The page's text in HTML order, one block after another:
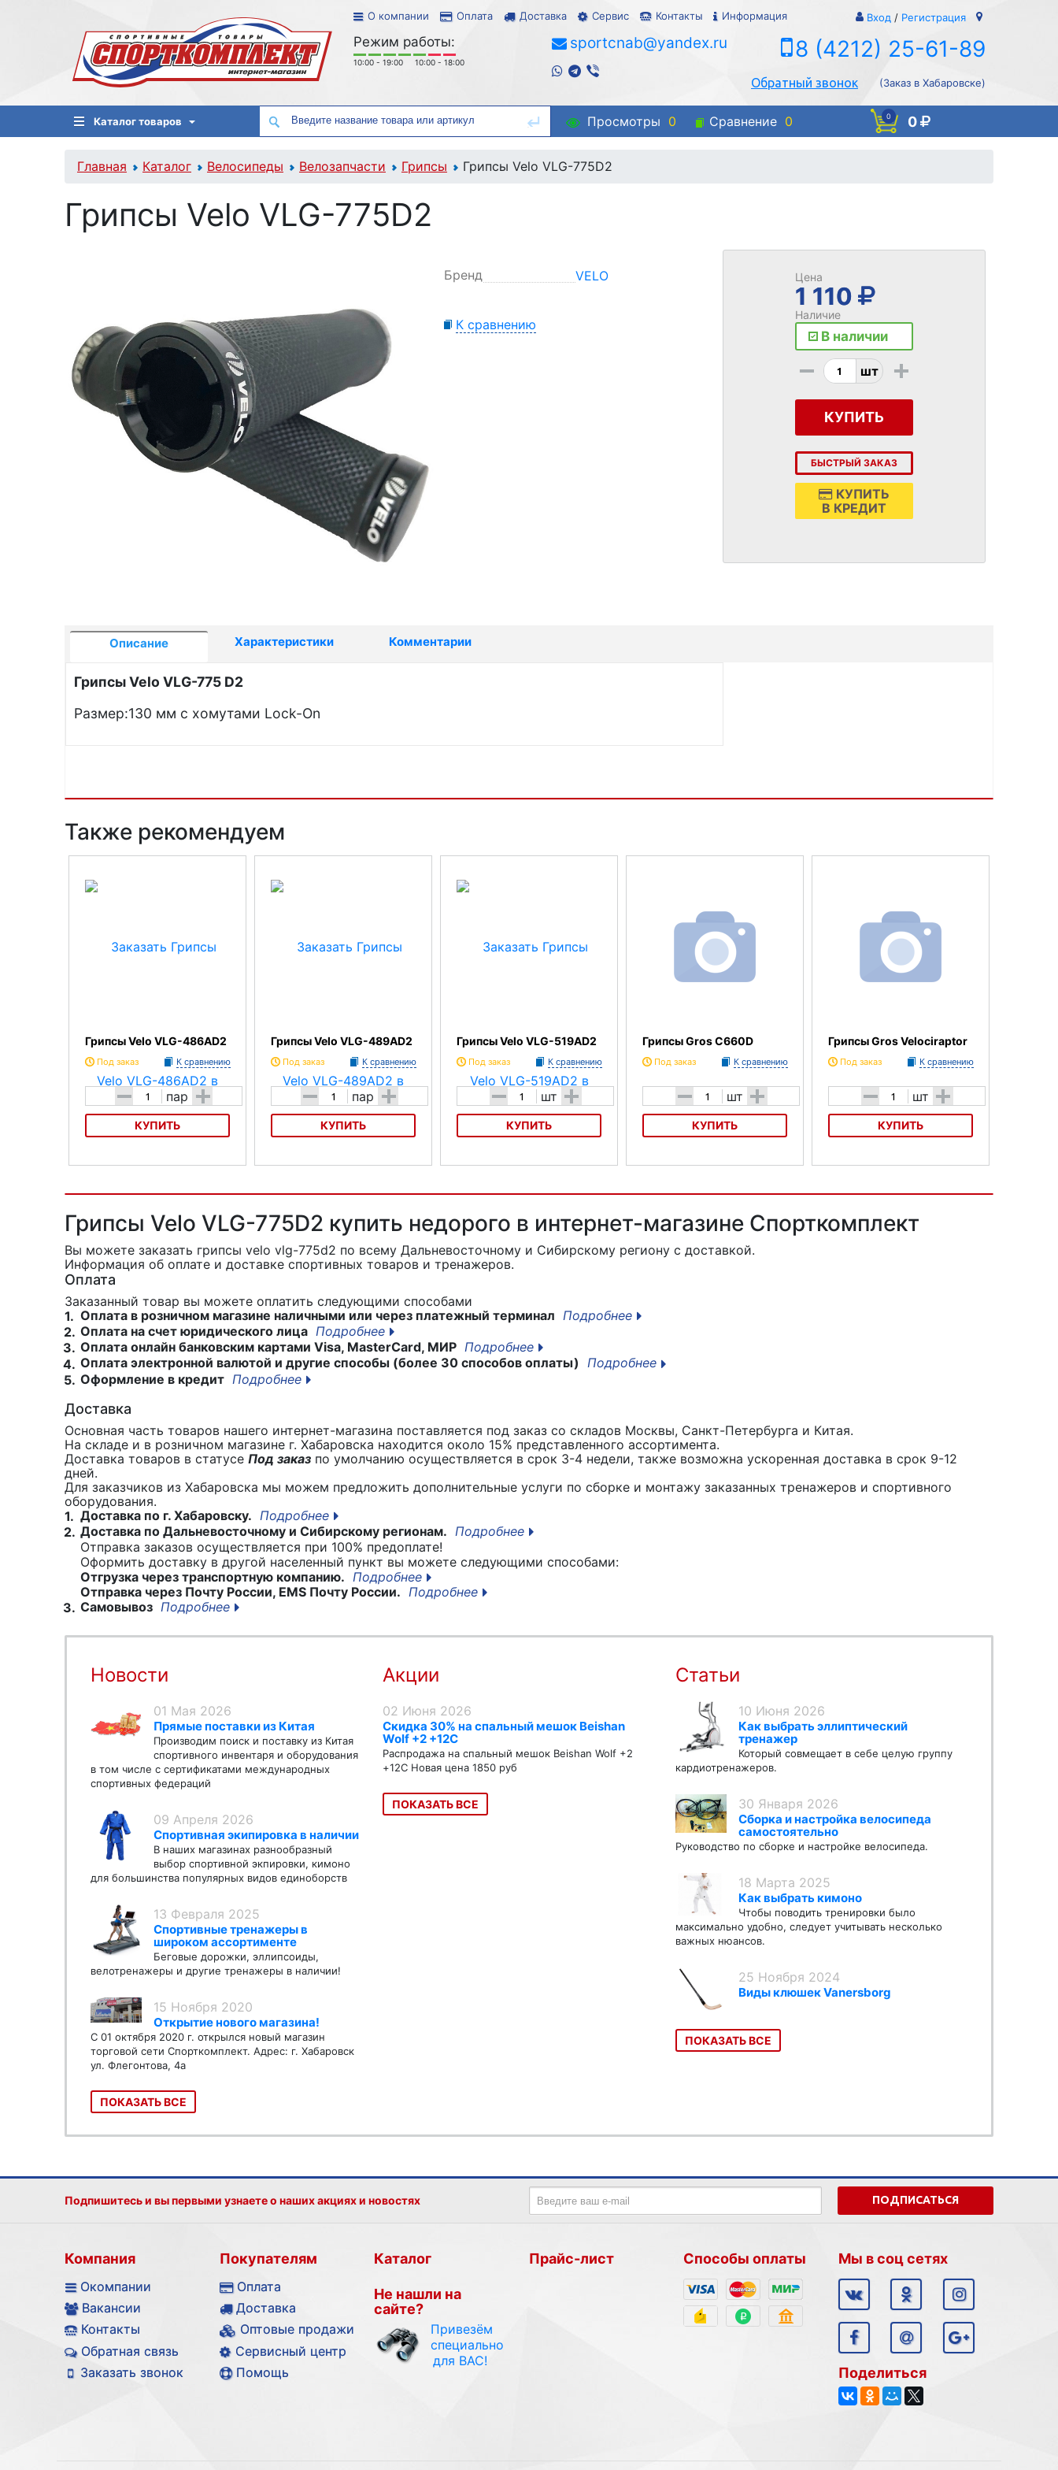
О компании Оплата Доставка Сервис Контакты Информация Вход / Регистрация
Режим работы:
10:00 - 19:00 10:00 - 18:00
sportcnab@yandex.ru 8 (4212) 25-61-89
Обратный звонок (Заказ в Хабаровске)
Каталог товаров Просмотры 0 Сравнение 0 0 0
Главная Каталог Велосипеды Велозапчасти Грипсы Грипсы Velo VLG-775D2
Грипсы Velo VLG-775D2
Бренд VELO
К сравнению
Цена
1 110
Наличие
В наличии
- шт +
КУПИТЬ
БЫСТРЫЙ ЗАКАЗ
КУПИТЬ
В КРЕДИТ
Описание Характеристики Комментарии
Грипсы Velo VLG-775 D2
Размер:130 мм с хомутами Lock-On
Также рекомендуем
Грипсы Velo VLG-486AD2
Под заказ К сравнению
- пар +
КУПИТЬ
Грипсы Velo VLG-489AD2
Под заказ К сравнению
- пар +
КУПИТЬ
Грипсы Velo VLG-519AD2
Под заказ К сравнению
- шт +
КУПИТЬ
Грипсы Gros C660D
Под заказ К сравнению
- шт +
КУПИТЬ
Грипсы Gros Velociraptor
Под заказ К сравнению
- шт +
КУПИТЬ
Грипсы Velo VLG-775D2 купить недорого в интернет-магазине Спорткомплект
Вы можете заказать грипсы velo vlg-775d2 по всему Дальневосточному и Сибирскому региону с доставкой.
Информация об оплате и доставке спортивных товаров и тренажеров.
Оплата
Заказанный товар вы можете оплатить следующими способами
1. Оплата в розничном магазине наличными или через платежный терминал Подробнее
2. Оплата на счет юридического лица Подробнее
3. Оплата онлайн банковским картами Visa, MasterCard, МИР Подробнее
4. Оплата электронной валютой и другие способы (более 30 способов оплаты) Подробнее
5. Оформление в кредит Подробнее
Доставка
Основная часть товаров нашего интернет-магазина поставляется под заказ со складов Москвы, Санкт-Петербурга и Китая.
На складе и в розничном магазине г. Хабаровска находится около 15% представленного ассортимента.
Доставка товаров в статусе Под заказ по умолчанию осуществляется в срок 3-4 недели, также возможна ускоренная доставка в срок 9-12
дней.
Для заказчиков из Хабаровска мы можем предложить дополнительные услуги по сборке и монтажу заказанных тренажеров и спортивного
оборудования.
1. Доставка по г. Хабаровску. Подробнее
2. Доставка по Дальневосточному и Сибирскому регионам. Подробнее
Отправка заказов осуществляется при 100% предоплате!
Оформить доставку в другой населенный пункт вы можете следующими способами:
Отгрузка через транспортную компанию. Подробнее
Отправка через Почту России, EMS Почту России. Подробнее
3. Самовывоз Подробнее
Новости
01 Мая 2026
Прямые поставки из Китая
Производим поиск и поставку из Китая
спортивного инвентаря и оборудования
в том числе с сертификатами международных
спортивных федераций
09 Апреля 2026
Спортивная экипировка в наличии
В наших магазинах разнообразный
выбор спортивной экпировки, кимоно
для большинства популярных видов единоборств
13 Февраля 2025
Спортивные тренажеры в
широком ассортименте
Беговые дорожки, эллипсоиды,
велотренажеры и другие тренажеры в наличии!
15 Ноября 2020
Открытие нового магазина!
С 01 октября 2020 г. открылся новый магазин
торговой сети Спорткомплект. Адрес: г. Хабаровск
ул. Флегонтова, 4а
ПОКАЗАТЬ ВСЕ
Акции
02 Июня 2026
Скидка 30% на спальный мешок Beishan
Wolf +2 +12C
Распродажа на спальный мешок Beishan Wolf +2
+12C Новая цена 1850 руб
ПОКАЗАТЬ ВСЕ
Статьи
10 Июня 2026
Как выбрать эллиптический
тренажер
Который совмещает в себе целую группу
кардиотренажеров.
30 Января 2026
Сборка и настройка велосипеда
самостоятельно
Руководство по сборке и настройке велосипеда.
18 Марта 2025
Как выбрать кимоно
Чтобы поводить тренировки было
максимально удобно, следует учитывать несколько
важных нюансов.
25 Ноября 2024
Виды клюшек Vanersborg
ПОКАЗАТЬ ВСЕ
Подпишитесь и вы первыми узнаете о наших акциях и новостях ПОДПИСАТЬСЯ
Компания
Окомпании
Вакансии
Контакты
Обратная связь
Заказать звонок
Покупателям
Оплата
Доставка
Оптовые продажи
Сервисный центр
Помощь
Каталог
Не нашли на
сайте?
Привезём
специально
для ВАС!
Прайс-лист Способы оплаты Мы в соц сетях
Поделиться